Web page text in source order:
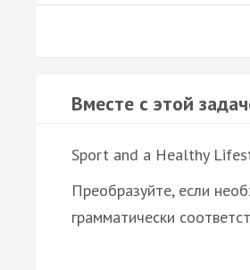
Вместе с этой
Sport and a Healthy
Преобразуйте, если
грамматически